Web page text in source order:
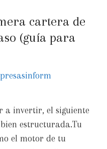
cartera de
(guía para
a invertir, el siguiente
estructurada.Tu
el motor de tu